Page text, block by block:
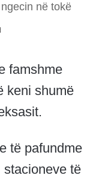
në tokë
famshme
keni shumë
të pafundme
stacioneve të